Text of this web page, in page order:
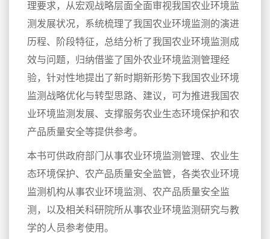
理要求，从宏观战略层面全面审视我国农业环境监
测发展状况，系统梳理了我国农业环境监测的演进
历程、阶段特征，总结分析了我国农业环境监测成
效与问题，归纳借鉴了国外农业环境监测管理经
验，针对性地提出了新时期新形势下我国农业环境
监测战略优化与转型思路、建议，可为推进我国农
业环境监测发展、支撑服务农业生态环境保护和农
产品质量安全等提供参考。
本书可供政府部门从事农业环境监测管理、农业生
态环境保护、农产品质量安全监管，各类农业环境
监测机构从事农业环境监测、农产品质量安全监
测，以及相关科研院所从事农业环境监测研究与教
学的人员参考使用。